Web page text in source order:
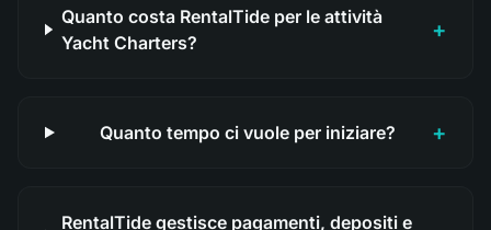
Quanto costa RentalTide per le attività
Yacht Charters?
+
Quanto tempo ci vuole per iniziare? +
RentalTide gestisce pagamenti, depositi e